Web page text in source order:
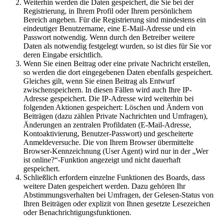
Weiterhin werden die Daten gespeichert, die Sie bei der
Registrierung, in Ihrem Profil oder Ihrem persönlichem
Bereich angeben. Für die Registrierung sind mindestens ein
eindeutiger Benutzername, eine E-Mail-Adresse und ein
Passwort notwendig. Wenn durch den Betreiber weitere
Daten als notwendig festgelegt wurden, so ist dies für Sie vor
deren Eingabe ersichtlich.
Wenn Sie einen Beitrag oder eine private Nachricht erstellen,
so werden die dort eingegebenen Daten ebenfalls gespeichert.
Gleiches gilt, wenn Sie einen Beitrag als Entwurf
zwischenspeichern. In diesen Fällen wird auch Ihre IP-
Adresse gespeichert. Die IP-Adresse wird weiterhin bei
folgenden Aktionen gespeichert: Löschen und Ändern von
Beiträgen (dazu zählen Private Nachrichten und Umfragen),
Änderungen an zentralen Profildaten (E-Mail-Adresse,
Kontoaktivierung, Benutzer-Passwort) und gescheiterte
Anmeldeversuche. Die von Ihrem Browser übermittelte
Browser-Kennzeichnung (User Agent) wird nur in der „Wer
ist online?“-Funktion angezeigt und nicht dauerhaft
gespeichert.
Schließlich erfordern einzelne Funktionen des Boards, dass
weitere Daten gespeichert werden. Dazu gehören Ihr
Abstimmungsverhalten bei Umfragen, der Gelesen-Status von
Ihren Beiträgen oder explizit von Ihnen gesetzte Lesezeichen
oder Benachrichtigungsfunktionen.